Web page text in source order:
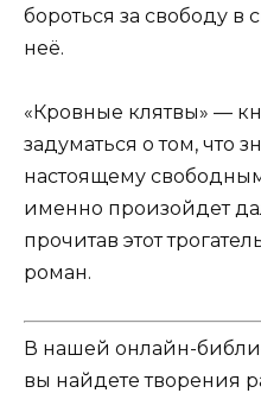
бороться за свободу в
неё.
«Кровные клятвы» —
задуматься о том, что
настоящему
именно произойдет
прочитав этот
роман.
В нашей онлайн-
вы найдете творения